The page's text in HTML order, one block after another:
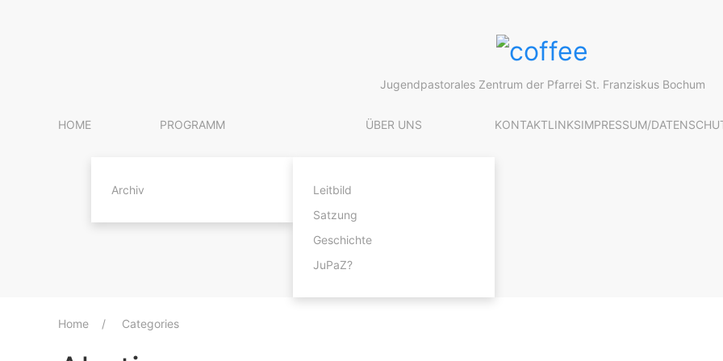
Jugendpastorales Zentrum der Pfarrei St. Franziskus Bochum
HOME PROGRAMM
Archiv
ÜBER UNS
Leitbild
Satzung
Geschichte
JuPaZ?
KONTAKTLINKSIMPRESSUM/
Home Categories